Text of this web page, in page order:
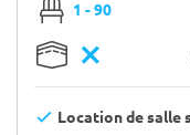
1 - 90
Location de salle